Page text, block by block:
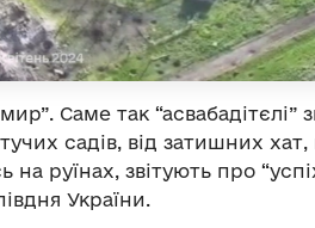
Саме так “асвабадітєлі”
садів, від затишних хат,
на руїнах, звітують про
України.